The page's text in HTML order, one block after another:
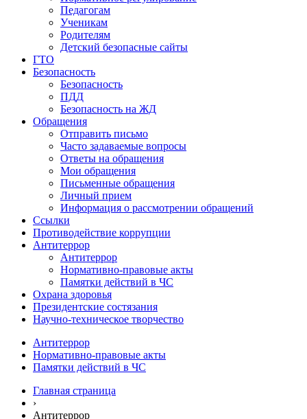
Педагогам
Ученикам
Родителям
Детский безопасные сайты
ГТО
Безопасность
Безопасность
ПДД
Безопасность на ЖД
Обращения
Отправить письмо
Часто задаваемые вопросы
Ответы на обращения
Мои обращения
Письменные обращения
Личный прием
Информация о рассмотрении обращений
Ссылки
Противодействие коррупции
Антитеррор
Антитеррор
Нормативно-правовые акты
Памятки действий в ЧС
Охрана здоровья
Президентские состязания
Научно-техническое творчество
Антитеррор
Нормативно-правовые акты
Памятки действий в ЧС
Главная страница
›
Антитеррор